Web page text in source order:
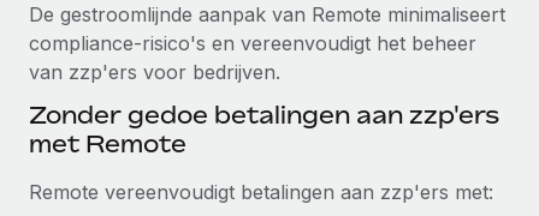
beheert met Remote
Phiture, een toonaangevende leider in de wereldwijde
mobiele groeiadviessector, zet zich sinds 2016...
Meer informatie
De gestroomlijnde aanpak van Remote minimaliseert
compliance-risico's en vereenvoudigt het beheer
van zzp'ers voor bedrijven.
Zonder gedoe betalingen aan zzp'ers
met Remote
Remote vereenvoudigt betalingen aan zzp'ers met: